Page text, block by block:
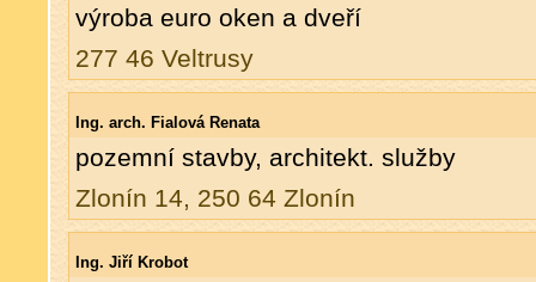
výroba euro oken a dveří
277 46 Veltrusy
Ing. arch. Fialová Renata
pozemní stavby, architekt. služby
Zlonín 14, 250 64 Zlonín
Ing. Jiří Krobot